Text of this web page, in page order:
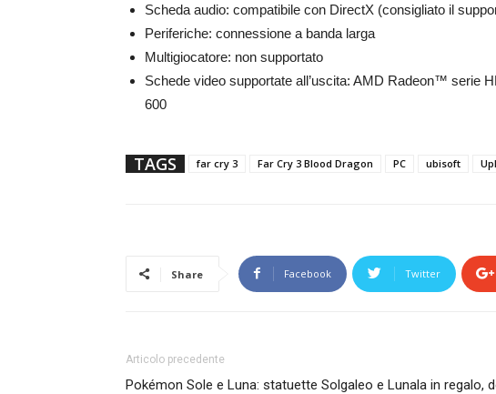
Scheda audio: compatibile con DirectX (consigliato il
Periferiche: connessione a banda larga
Multigiocatore: non supportato
Schede video supportate all’uscita: AMD Radeon™ serie
600
TAGS far cry 3 Far Cry 3 Blood Dragon PC ubisoft
Share Facebook Twitter
Articolo precedente
Pokémon Sole e Luna: statuette Solgaleo e Lunala in regalo,